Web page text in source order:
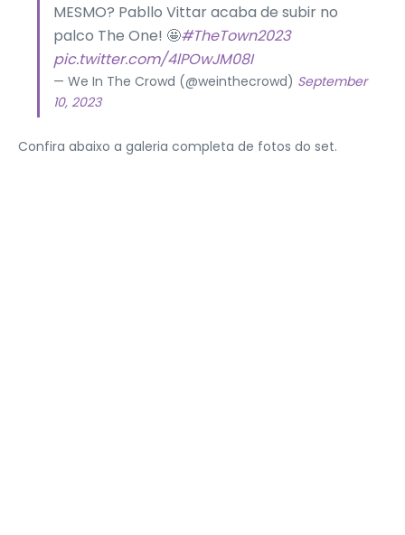
MESMO? Pabllo Vittar acaba de subir no
palco The One! 🤩#TheTown2023
pic.twitter.com/4lPOwJM08I
— We In The Crowd (@weinthecrowd) September
10, 2023
Confira abaixo a galeria completa de fotos do set.